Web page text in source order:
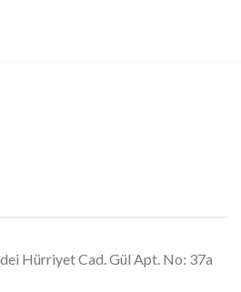
Hürriyet Cad. Gül Apt. No: 37a